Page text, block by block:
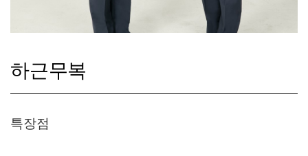
하근무복
특장점